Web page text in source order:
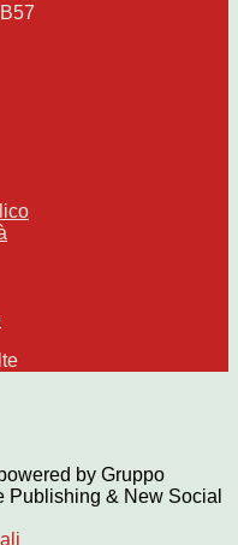
by Gruppo
Publishing & New Social